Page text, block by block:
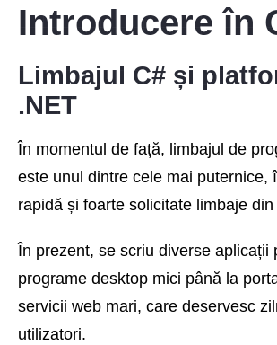
Introducere în
Limbajul C# și
.NET
În momentul de față, limbajul de
este unul dintre cele mai puternice,
rapidă și foarte solicitate limbaje din
În prezent, se scriu diverse aplicații
programe desktop mici până la
servicii web mari, care deservesc
utilizatori.